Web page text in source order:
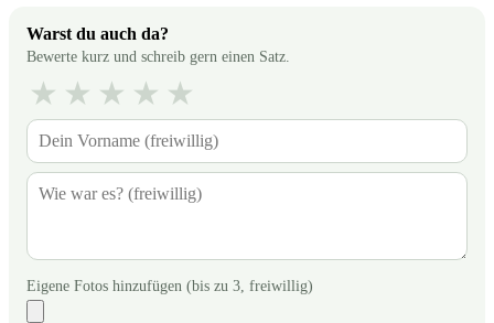
Warst du auch da?
Bewerte kurz und schreib gern einen Satz.
★
★
★
★
★
Eigene Fotos hinzufügen (bis zu 3, freiwillig)